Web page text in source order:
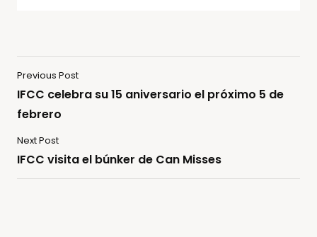
Previous Post
IFCC celebra su 15 aniversario el próximo 5 de
febrero
Next Post
IFCC visita el búnker de Can Misses